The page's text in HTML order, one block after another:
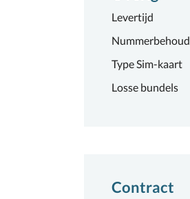
Levertijd
Nummerbehoud
Type Sim-kaart
Losse bundels
Contract